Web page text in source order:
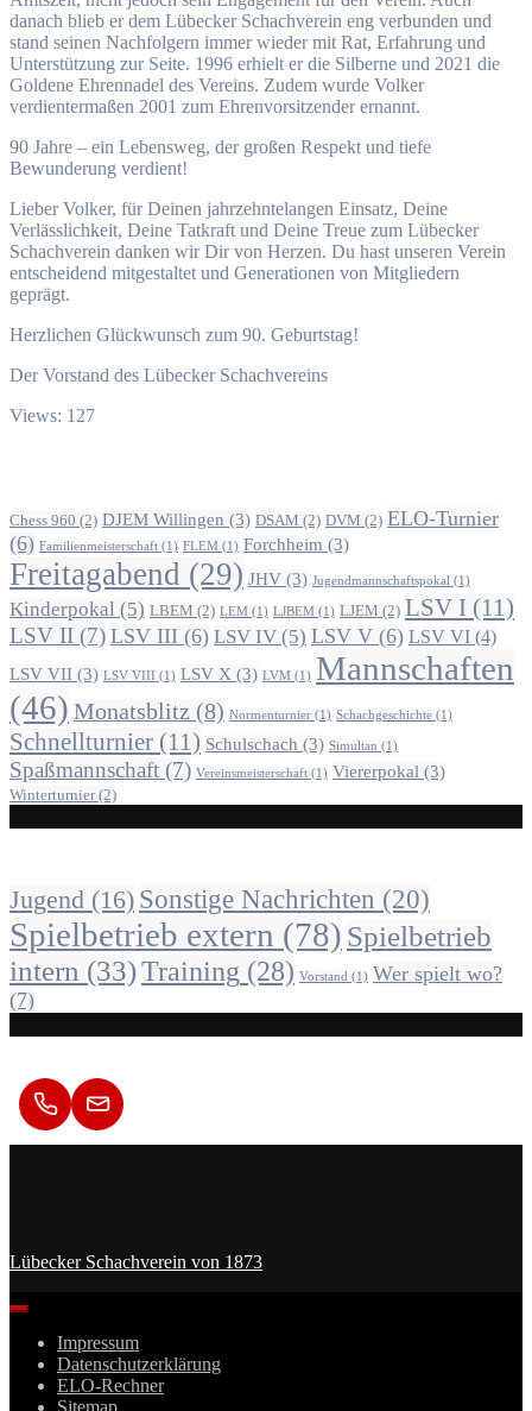
danach blieb er dem Lübecker Schachverein eng verbunden und
stand seinen Nachfolgern immer wieder mit Rat, Erfahrung und
Unterstützung zur Seite. 1996 erhielt er die Silberne und 2021 die
Goldene Ehrennadel des Vereins. Zudem wurde Volker
verdientermaßen 2001 zum Ehrenvorsitzender ernannt.
90 Jahre – ein Lebensweg, der großen Respekt und tiefe
Bewunderung verdient!
Lieber Volker, für Deinen jahrzehntelangen Einsatz, Deine
Verlässlichkeit, Deine Tatkraft und Deine Treue zum Lübecker
Schachverein danken wir Dir von Herzen. Du hast unseren Verein
entscheidend mitgestaltet und Generationen von Mitgliedern
geprägt.
Herzlichen Glückwunsch zum 90. Geburtstag!
Der Vorstand des Lübecker Schachvereins
Views: 127
Chess 960 (2) DJEM Willingen (3) DSAM (2) DVM (2) ELO-Turnier
(6) Familienmeisterschaft (1) FLEM (1) Forchheim (3)
Freitagabend (29) JHV (3) Jugendmannschaftspokal (1)
Kinderpokal (5) LBEM (2) LEM (1) LJBEM (1) LJEM (2) LSV I (11)
LSV II (7) LSV III (6) LSV IV (5) LSV V (6) LSV VI (4)
LSV VII (3) LSV VIII (1) LSV X (3) LVM (1) Mannschaften
(46) Monatsblitz (8) Normenturnier (1) Schachgeschichte (1)
Schnellturnier (11) Schulschach (3) Simultan (1)
Spaßmannschaft (7) Vereinsmeisterschaft (1) Viererpokal (3)
Winterturnier(2)
Jugend (16) Sonstige Nachrichten (20)
Spielbetrieb extern (78) Spielbetrieb
intern (33)Training (28) Vorstand (1) Wer spielt wo?
(7)
Lübecker Schachverein von 1873
Impressum
Datenschutzerklärung
ELO-Rechner
Sitemap